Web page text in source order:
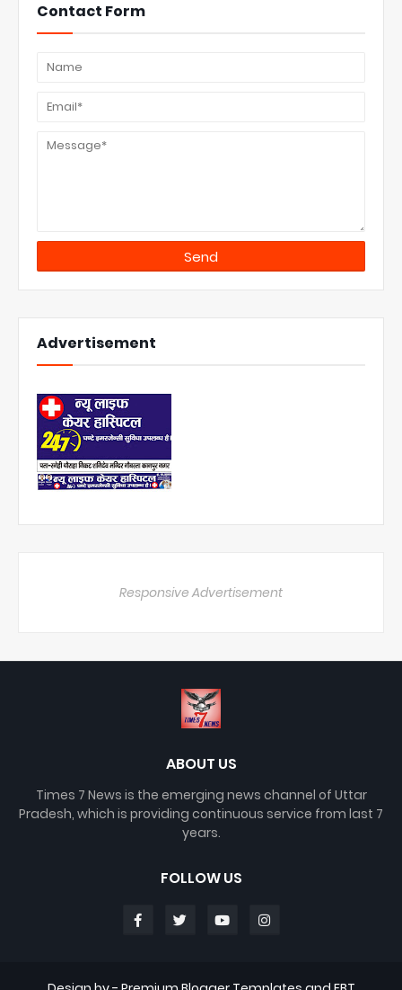
Contact Form
Advertisement
Responsive Advertisement
ABOUT US
Times 7 News is the emerging news channel of Uttar
Pradesh, which is providing continuous service from last 7
years.
FOLLOW US